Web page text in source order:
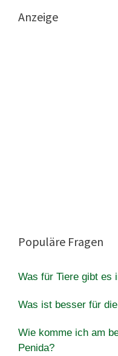
Anzeige
Populäre Fragen
Was für Tiere gibt es
Was ist besser für
Wie komme ich am
Penida?